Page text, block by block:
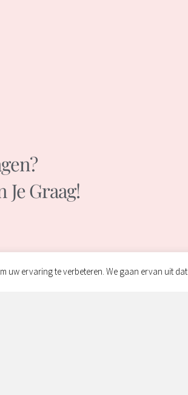
Je Graag!
uw ervaring te verbeteren. We gaan ervan uit